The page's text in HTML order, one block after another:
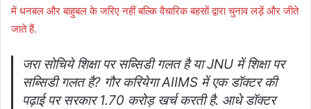
में धनबल और बाहुबल के जरिए नहीं बल्कि वैचारिक बहसों द्वारा चुनाव लड़ें और जीते
जाते हैं.
जरा सोचिये शिक्षा पर सब्सिडी गलत है या JNU में शिक्षा पर
सब्सिडी गलत है? गौर करियेगा AIIMS में एक डॉक्टर की
पढ़ाई पर सरकार 1.70 करोड़ खर्च करती है. आधे डॉक्टर